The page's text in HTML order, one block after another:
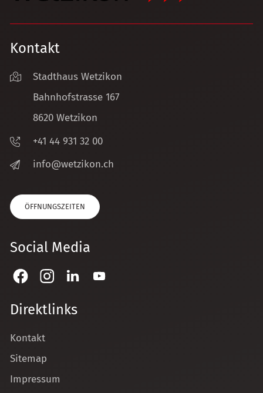
Kontakt
Stadthaus Wetzikon
Bahnhofstrasse 167
8620 Wetzikon
+41 44 931 32 00
nf
w tz k n ch
ÖFFNUNGSZEITEN
Social Media
Direktlinks
Kontakt
Sitemap
Impressum